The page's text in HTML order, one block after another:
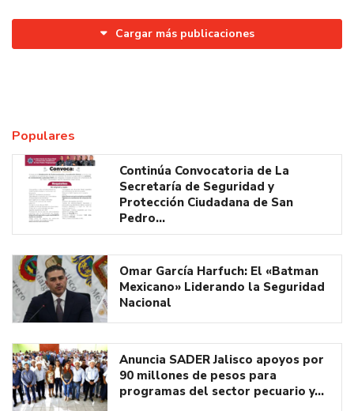
Cargar más publicaciones
Populares
Continúa Convocatoria de La
Secretaría de Seguridad y
Protección Ciudadana de San
Pedro…
Omar García Harfuch: El «Batman
Mexicano» Liderando la Seguridad
Nacional
Anuncia SADER Jalisco apoyos por
90 millones de pesos para
programas del sector pecuario y…